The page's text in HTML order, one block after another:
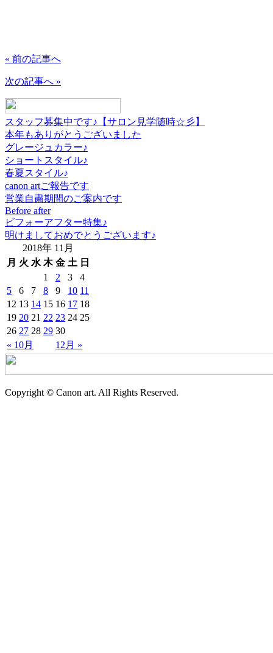
« 前の記事へ
次の記事へ »
スタッフ募集中です♪【サロン見学随時☆彡】
本年もありがとうございました
グレージュカラー♪
ショートスタイル♪
春夏スタイル♪
canon artご報告です
営業自粛期間のご案内です
Before after
ビフォーアフター特集♪
明けましておめでとうございます♪
2018年 11月
月 火 水 木 金 土 日
« 10月 12月 »
1 2 3
4
5
6 7 8 9 10 11
12 13 14 15 16 17 18
19 20 21 22 23 24 25
26 27 28 29 30
Copyright © Canon art. All Rights Reserved.